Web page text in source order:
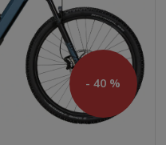
- 40 %